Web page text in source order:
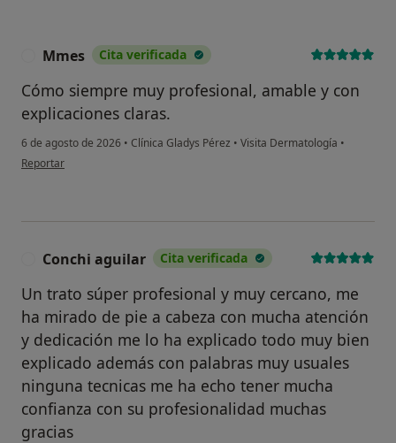
Mmes Cita verificada
Cómo siempre muy profesional, amable y con
explicaciones claras.
6 de agosto de 2026 • Clínica Gladys Pérez • Visita Dermatología •
en opinión del usuario Mmes
Reportar
Conchi aguilar Cita verificada
Un trato súper profesional y muy cercano, me
ha mirado de pie a cabeza con mucha atención
y dedicación me lo ha explicado todo muy bien
explicado además con palabras muy usuales
ninguna tecnicas me ha echo tener mucha
confianza con su profesionalidad muchas
gracias